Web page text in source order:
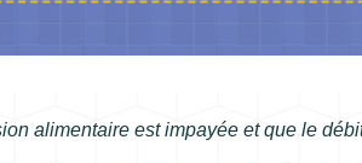
alimentaire est impayée et que le